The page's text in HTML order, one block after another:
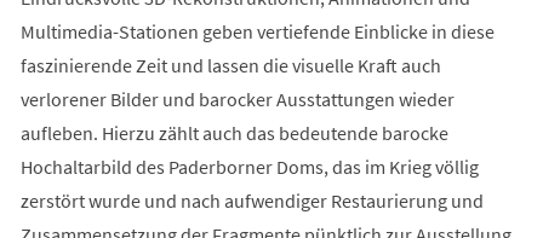
Multimedia-Stationen geben vertiefende Einblicke in diese
faszinierende Zeit und lassen die visuelle Kraft auch
verlorener Bilder und barocker Ausstattungen wieder
aufleben. Hierzu zählt auch das bedeutende barocke
Hochaltarbild des Paderborner Doms, das im Krieg völlig
zerstört wurde und nach aufwendiger Restaurierung und